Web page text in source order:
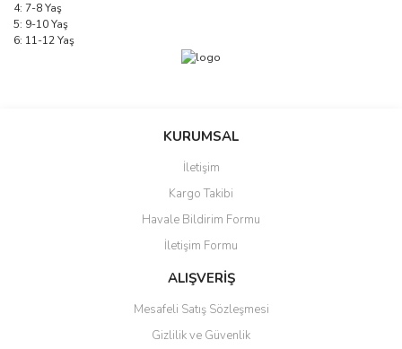
4: 7-8 Yaş
5: 9-10 Yaş
6: 11-12 Yaş
Bu ürüne ilk yorumu siz yapın!
Ürün resmi kalitesiz, bozuk veya görüntülenemiyor.
Ürün açıklamasında eksik bilgiler bulunuyor.
Ürün bilgilerinde hatalar bulunuyor.
Ürün fiyatı diğer sitelerden daha pahalı.
KURUMSAL
İletişim
Kargo Takibi
Havale Bildirim Formu
İletişim Formu
ALIŞVERİŞ
Mesafeli Satış Sözleşmesi
Gizlilik ve Güvenlik